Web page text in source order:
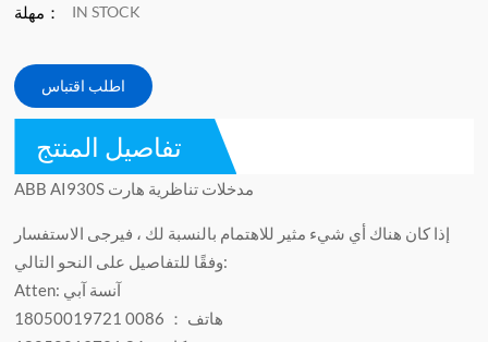
مهلة： IN STOCK
اطلب اقتباس
تفاصيل المنتج
ABB AI930S مدخلات تناظرية هارت
إذا كان هناك أي شيء مثير للاهتمام بالنسبة لك ، فيرجى الاستفسار
وفقًا للتفاصيل على النحو التالي:
Atten: آنسة آبي
هاتف ： 0086 18050019721